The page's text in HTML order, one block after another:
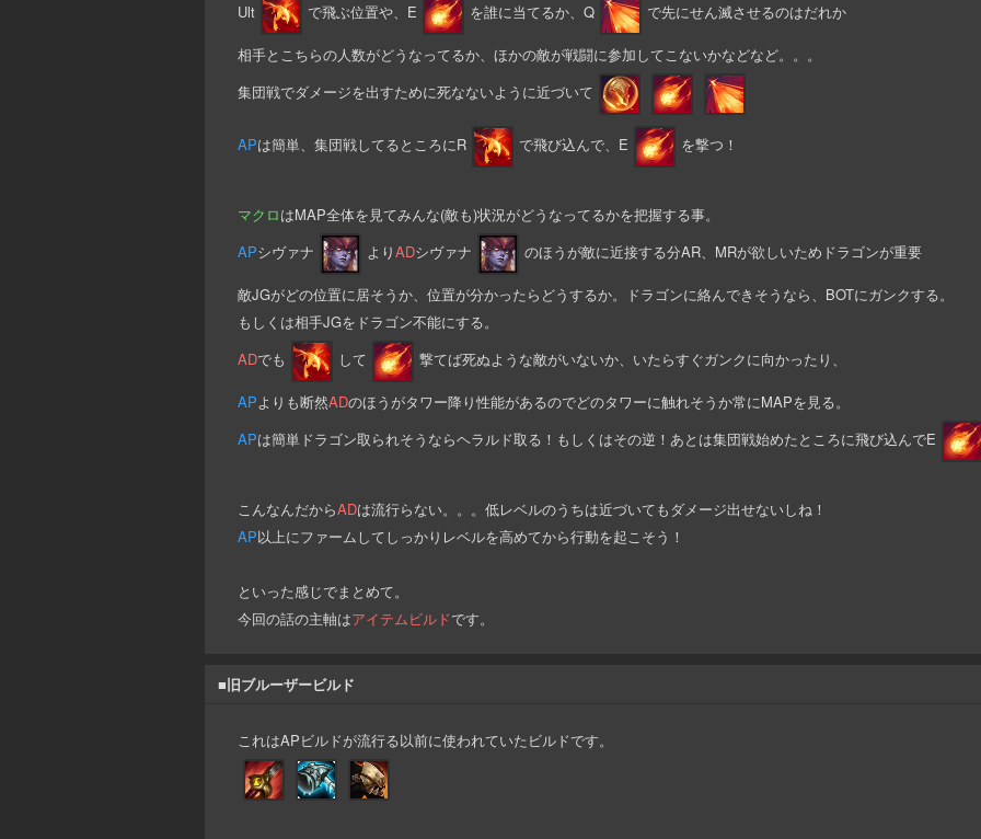
Ult
で飛ぶ位置や、E を誰に当てるか、Q で先にせん滅させるのはだれか
相手とこちらの人数がどうなってるか、ほかの敵が戦闘に参加してこないかなどなど。。。
集団戦でダメージを出すために死なないように近づいて
APは簡単、集団戦してるところにR で飛び込んで、E を撃つ！
マクロはMAP全体を見てみんな(敵も)状況がどうなってるかを把握する事。
APシヴァナ よりADシヴァナ のほうが敵に近接する分AR、MRが欲しいためドラゴンが重要
敵JGがどの位置に居そうか、位置が分かったらどうするか。ドラゴンに絡んできそうなら、BOTにガンクする。
もしくは相手JGをドラゴン不能にする。
ADでも して 撃てば死ぬような敵がいないか、いたらすぐガンクに向かったり、
APよりも断然ADのほうがタワー降り性能があるのでどのタワーに触れそうか常にMAPを見る。
APは簡単ドラゴン取られそうならヘラルド取る！もしくはその逆！あとは集団戦始めたところに飛び込んでE
こんなんだからADは流行らない。。。低レベルのうちは近づいてもダメージ出せないしね！
AP以上にファームしてしっかりレベルを高めてから行動を起こそう！
といった感じでまとめて。
今回の話の主軸はアイテムビルドです。
■旧ブルーザービルド
これはAPビルドが流行る以前に使われていたビルドです。